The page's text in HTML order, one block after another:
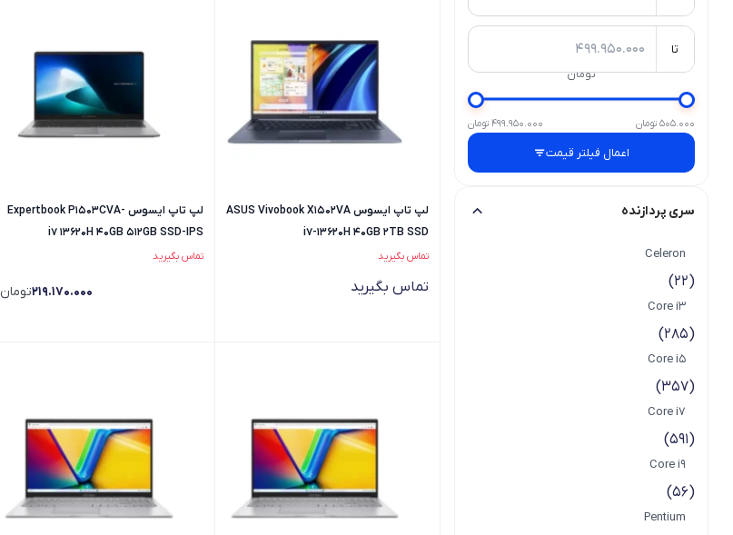
تا
تومان
505.000 تومان 499.950.000 تومان
اعمال فیلتر قیمت
سری پردازنده
Celeron
(22)
Core i3
(285)
Core i5
(357)
Core i7
(591)
Core i9
(56)
Pentium
لپ تاپ ایسوس ASUS Vivobook X1502VA
i7-13620H 40GB 2TB SSD
تماس بگیرید
تماس بگیرید
لپ تاپ ایسوس Expertbook P1503CVA-
i7 13620H 40GB 512GB SSD-IPS
تماس بگیرید
219.170.000تومان